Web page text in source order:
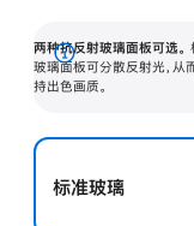
两种抗反射玻璃面板可选。
玻璃面板可分散反射光，从
持出色画质。
展
开
标准玻璃